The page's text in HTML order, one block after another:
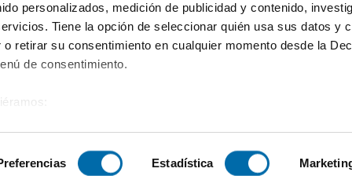
personalizados, medición de publicidad y contenido,
Tiene la opción de seleccionar quién usa sus datos y
retirar su consentimiento en cualquier momento desde la
de consentimiento.
analizándolo activamente para buscar características
Estadística
piso ascensor y aire acondicionado Beiro